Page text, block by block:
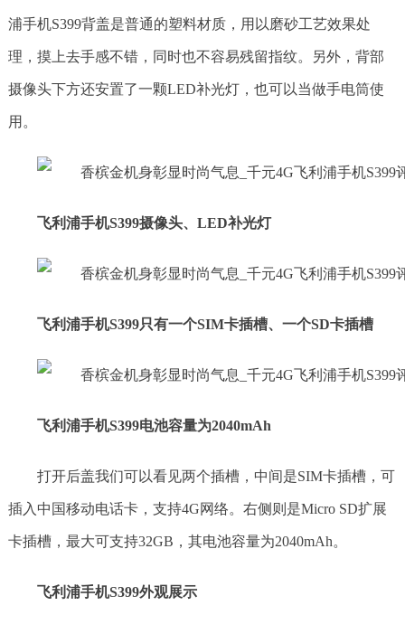
浦手机S399背盖是普通的塑料材质，用以磨砂工艺效果处
理，摸上去手感不错，同时也不容易残留指纹。另外，背部
摄像头下方还安置了一颗LED补光灯，也可以当做手电筒使
用。
飞利浦手机S399摄像头、LED补光灯
飞利浦手机S399只有一个SIM卡插槽、一个SD卡插槽
飞利浦手机S399电池容量为2040mAh
打开后盖我们可以看见两个插槽，中间是SIM卡插槽，可
插入中国移动电话卡，支持4G网络。右侧则是Micro SD扩展
卡插槽，最大可支持32GB，其电池容量为2040mAh。
飞利浦手机S399外观展示